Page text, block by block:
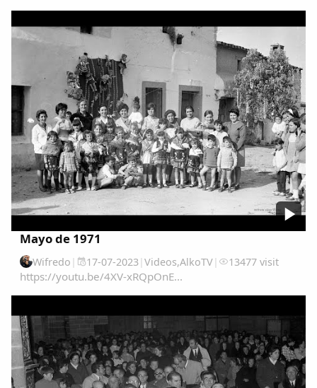
Mayo de 1971
Wifredo | 17-07-2023| Videos,AlkoTV| 13477 visit
https://youtu.be/4XV-xRQpOnE...
Comparte
Compartir en Facebook
Compartir en Twitter